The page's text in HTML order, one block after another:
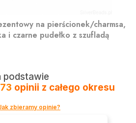
na pierścionek/charmsa,
i czarne pudełko z szufladą
podstawie
opinii z całego okresu
zbieramy opinie?